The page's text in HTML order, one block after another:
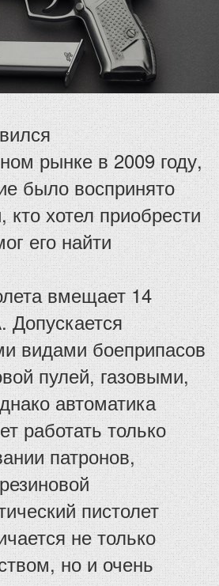
рынке в 2009 году,
было воспринято
кто хотел приобрести
его найти
вмещает 14
Допускается
видами боеприпасов
пулей, газовыми,
автоматика
работать только
патронов,
пистолет
не только
но и очень